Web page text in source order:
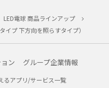
LED電球 商品ラインアップ
イプ 下方向を照らすタイプ）
ン グループ企業情報
るアプリ/サービス一覧